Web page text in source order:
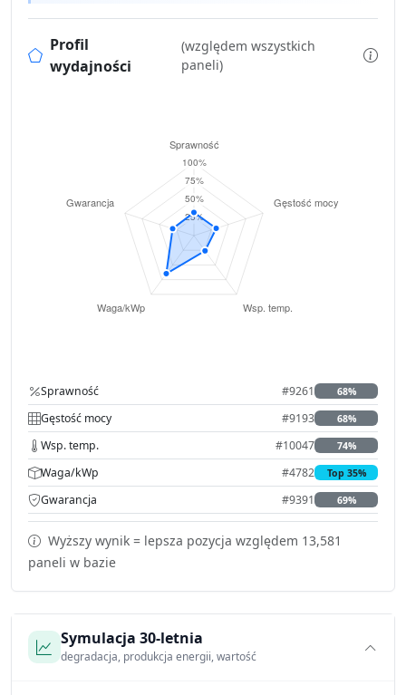
Profil
wydajności
(względem wszystkich
paneli)
Sprawność #9261 68%
Gęstość mocy #9193 68%
Wsp. temp. #10047 74%
Waga/kWp #4782 Top 35%
Gwarancja #9391 69%
Wyższy wynik = lepsza pozycja względem 13,581
paneli w bazie
Symulacja 30-letnia
degradacja, produkcja energii, wartość